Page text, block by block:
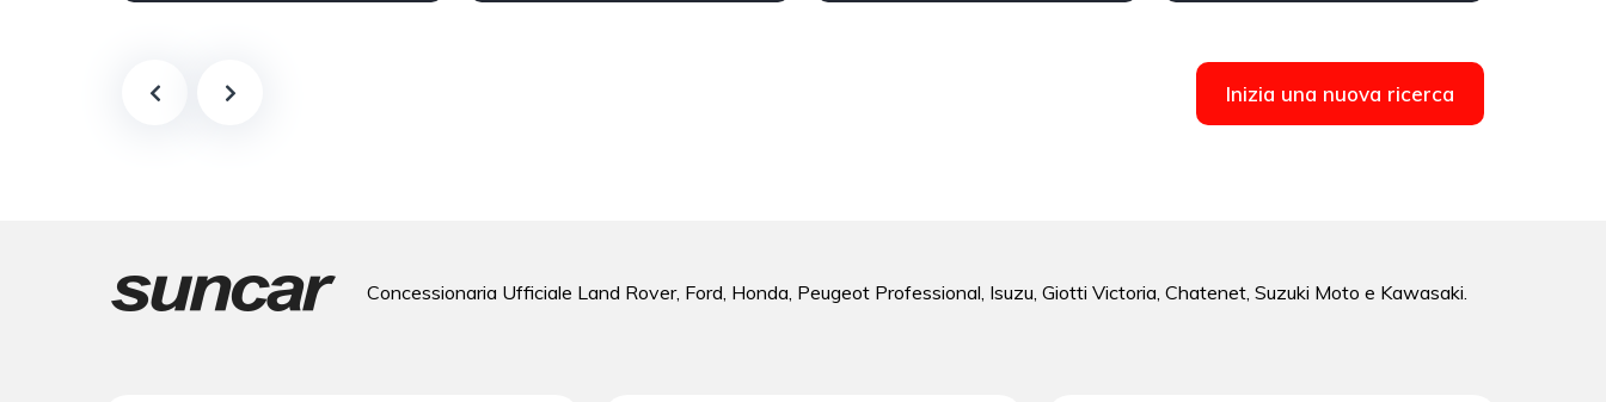
Inizia una nuova ricerca
Concessionaria Ufficiale Land Rover, Ford, Honda, Peugeot Professional, Isuzu, Giotti Victoria, Chatenet, Suzuki Moto e Kawasaki.